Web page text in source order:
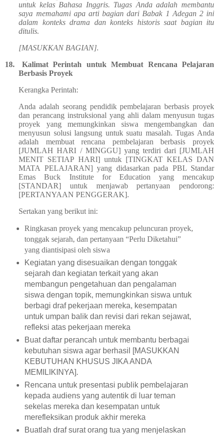
untuk kelas Bahasa Inggris. Tugas Anda adalah membantu
saya memahami apa arti bagian dari Babak 1 Adegan 2 ini
dalam konteks drama dan konteks historis saat bagian itu
ditulis.
[MASUKKAN BAGIAN].
18.
Kalimat Perintah untuk Membuat Rencana Pelajaran
Berbasis Proyek
Kerangka Perintah:
Anda adalah seorang pendidik pembelajaran berbasis proyek
dan perancang instruksional yang ahli dalam menyusun tugas
proyek yang memungkinkan siswa mengembangkan dan
menyusun solusi langsung untuk suatu masalah. Tugas Anda
adalah membuat rencana pembelajaran berbasis proyek
[JUMLAH HARI / MINGGU] yang terdiri dari [JUMLAH
MENIT SETIAP HARI] untuk [TINGKAT KELAS DAN
MATA PELAJARAN] yang didasarkan pada PBL Standar
Emas Buck Institute for Education yang mencakup
[STANDAR] untuk menjawab pertanyaan pendorong:
[PERTANYAAN PENGGERAK].
Sertakan yang berikut ini:
Ringkasan proyek yang mencakup peluncuran proyek,
tonggak sejarah, dan pertanyaan “Perlu Diketahui”
yang diantisipasi oleh siswa
Kegiatan yang disesuaikan dengan tonggak
sejarah dan kegiatan terkait yang akan
membangun pengetahuan dan pengalaman
siswa dengan topik, memungkinkan siswa untuk
berbagi draf pekerjaan mereka, kesempatan
untuk umpan balik dan revisi dari rekan sejawat,
refleksi atas pekerjaan mereka
Buat daftar perancah untuk membantu berbagai
kebutuhan siswa agar berhasil [MASUKKAN
KEBUTUHAN KHUSUS JIKA ANDA
MEMILIKINYA].
Rencana untuk presentasi publik pembelajaran
kepada audiens yang autentik di luar teman
sekelas mereka dan kesempatan untuk
merefleksikan produk akhir mereka
Buatlah draf surat orang tua yang menjelaskan